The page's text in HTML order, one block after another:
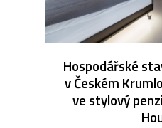
Hospodářské
v Českém
ve stylový